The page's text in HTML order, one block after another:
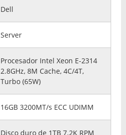
Dell
Server
Procesador Intel Xeon E-2314
2.8GHz, 8M Cache, 4C/4T,
Turbo (65W)
16GB 3200MT/s ECC UDIMM
Disco duro de 1TB 7.2K RPM